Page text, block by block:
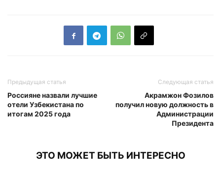
Предыдущая статья
Россияне назвали лучшие
отели Узбекистана по
итогам 2025 года
Следующая статья
Акрамжон Фозилов
получил новую должность в
Администрации
Президента
ЭТО МОЖЕТ БЫТЬ ИНТЕРЕСНО